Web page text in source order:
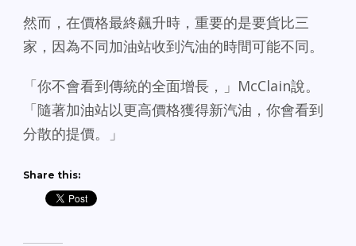
然而，在價格最終飆升時，重要的是要貨比三
家，因為不同加油站收到汽油的時間可能不同。
「你不會看到傳統的全面增長，」McClain說。
「隨著加油站以更高價格獲得新汽油，你會看到
分散的提價。」
Share this: